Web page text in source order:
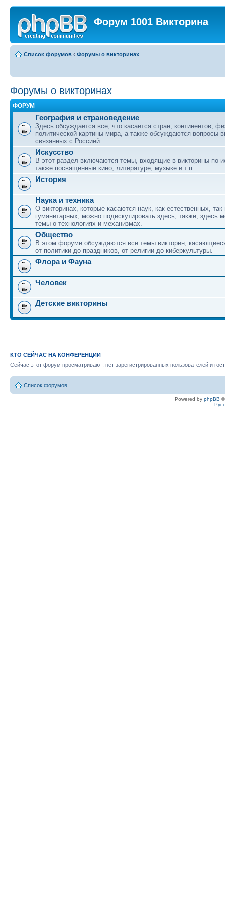
Форум 1001 Викторина
Список форумов ‹ Форумы о викторинах
Форумы о викторинах
ФОРУМ
География и страноведение
Здесь обсуждается все, что касается стран, континентов,
политической картины мира, а также обсуждаются вопросы
связанных с Россией.
Искусство
В этот раздел включаются темы, входящие в викторины по
также посвященные кино, литературе, музыке и т.п.
История
Наука и техника
О викторинах, которые касаются наук, как естественных, так
гуманитарных, можно подискутировать здесь; также, здесь
темы о технологиях и механизмах.
Общество
В этом форуме обсуждаются все темы викторин,
от политики до праздников, от религии до киберкультуры.
Флора и Фауна
Человек
Детские викторины
КТО СЕЙЧАС НА КОНФЕРЕНЦИИ
Сейчас этот форум просматривают: нет зарегистрированных пользователей и
Список форумов
Powered by phpBB